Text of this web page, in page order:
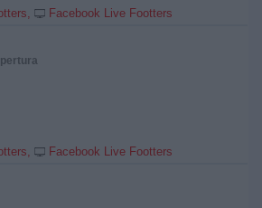
Facebook Live Footters
Facebook Live Footters